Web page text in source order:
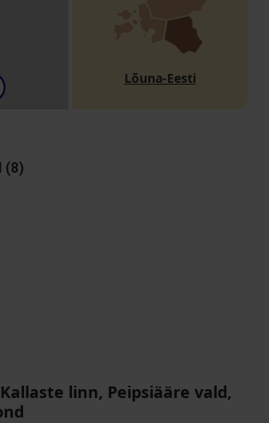
Lõuna-Eesti
(8)
linn, Peipsiääre vald,